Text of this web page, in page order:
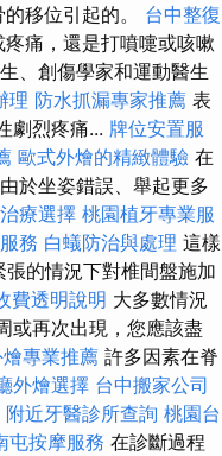
移位引起的。 台中整復
痛，還是打噴嚏或咳嗽
、創傷學家和運動醫生
理 防水抓漏專家推薦 表
劇烈疼痛... 牌位安置服
歐式外燴的精緻體驗 在
於坐姿錯誤、舉起更多
療選擇 桃園植牙專業服
務 白蟻防治與處理 這樣
的情況下對椎間盤施加
費透明說明 大多數情況
或再次出現，您應該盡
專業推薦 許多因素在脊
外燴選擇 台中搬家公司
附近牙醫診所查詢 桃園台
屯按摩服務 在診斷過程